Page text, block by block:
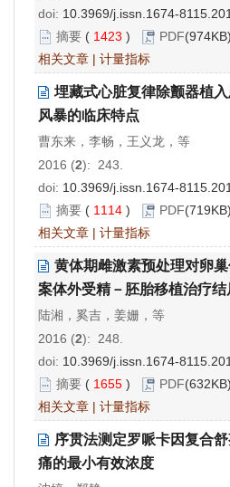
doi: 10.3969/j.issn.1674-
摘要 ( 1423 ) PDF
相关文章 | 计量指标
埋藏式心脏复律除颤器植
风暴的临床特点
曹东来，李畅，王义龙，等
2016 (2): 243.
doi: 10.3969/j.issn.1674-
摘要 ( 1114 ) PDF
相关文章 | 计量指标
黄体期雌激素预处理对卵
案体外受精－胚胎移植治疗结
陆湘，奚吉，姜姗，等
2016 (2): 248.
doi: 10.3969/j.issn.1674-
摘要 ( 1655 ) PDF
相关文章 | 计量指标
序贯法测定罗哌卡因复合
痛的最小有效浓度